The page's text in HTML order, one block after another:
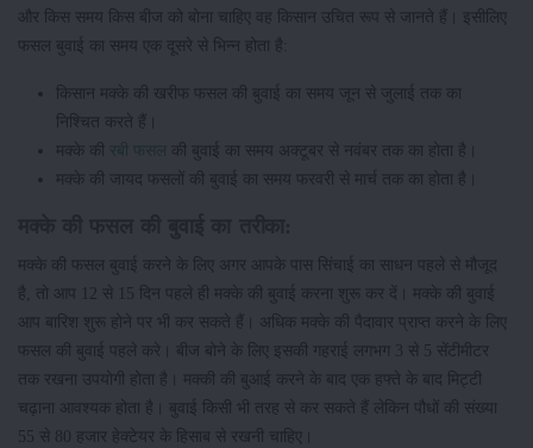
और किस समय किस बीज को बोना चाहिए वह किसान उचित रूप से जानते हैं। इसीलिए
फसल बुवाई का समय एक दूसरे से भिन्न होता है:
किसान मक्के की खरीफ फसल की बुवाई का समय जून से जुलाई तक का
निश्चित करते हैं।
मक्के की
रबी फसल की बुवाई का समय अक्टूबर से नवंबर तक का होता है।
मक्के की जायद फसलों की बुवाई का समय फरवरी से मार्च तक का होता है।
मक्के की फसल बुवाई करने के लिए अगर आपके पास सिंचाई का साधन पहले से मौजूद
है, तो आप 12 से 15 दिन पहले ही मक्के की बुवाई करना शुरू कर दें। मक्के की बुवाई
आप बारिश शुरू होने पर भी कर सकते हैं। अधिक मक्के की पैदावार प्राप्त करने के लिए
फसल की बुवाई पहले करे। बीज बोने के लिए इसकी गहराई लगभग 3 से 5 सेंटीमीटर
तक रखना उपयोगी होता है। मक्की की बुआई करने के बाद एक हफ्ते के बाद मिट्टी
चढ़ाना आवश्यक होता है। बुवाई किसी भी तरह से कर सकते हैं लेकिन पौधों की संख्या
55 से 80 हजार हेक्टेयर के हिसाब से रखनी चाहिए।